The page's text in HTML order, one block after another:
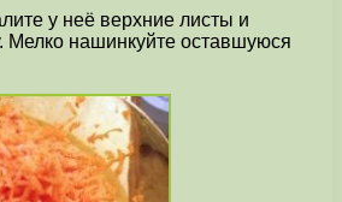
у неё верхние листы и
Мелко нашинкуйте оставшуюся